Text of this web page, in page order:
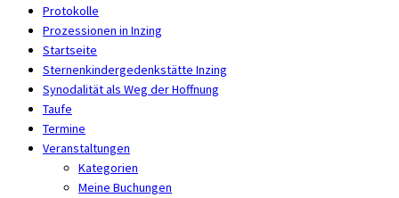
Protokolle
Prozessionen in Inzing
Startseite
Sternenkindergedenkstätte Inzing
Synodalität als Weg der Hoffnung
Taufe
Termine
Veranstaltungen
Kategorien
Meine Buchungen